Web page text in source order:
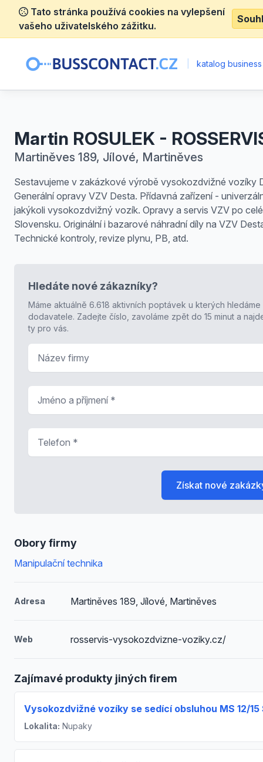
Tato stránka používá cookies na vylepšení
vašeho uživatelského zážitku.
katalog
Martin ROSULEK -
Martiněves 189, Jílové, Martiněves
Sestavujeme v zakázkové výrobě vysokozdvižné vozíky
Generální opravy VZV Desta. Přídavná zařízení -
jakýkoli vysokozdvižný vozík. Opravy a servis VZV po
Slovensku. Originální i bazarové náhradní díly na VZV
Technické kontroly, revize plynu, PB, atd.
Obory firmy
Manipulační technika
Adresa Martiněves 189, Jílové, Martiněves
Web rosservis-vysokozdvizne-voziky.cz/
Zajímavé produkty jiných firem
Vysokozdvižné vozíky se sedící obsluhou MS 12/15
Lokalita: Nupaky
Hledáte nové zákazníky?
Máme aktuálně 6.618 aktivních poptávek u kterých hledáme
dodavatele. Zadejte číslo, zavoláme zpět do 15 minut a
ty pro vás.
Získat nové